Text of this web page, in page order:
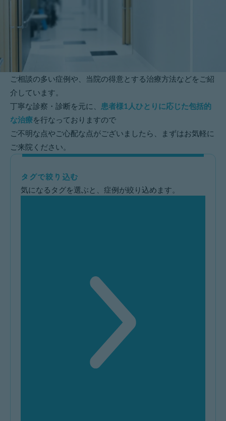
ご相談の多い症例や、当院の得意とする治療方法などをご紹
介しています。
丁寧な診察・診断を元に、 患者様1人ひとりに応じた包括的
な治療を行なっておりますので
ご不明な点やご心配な点がございましたら、まずはお気軽に
ご来院ください。
タグで絞り込む
気になるタグを選ぶと、症例が絞り込めます。